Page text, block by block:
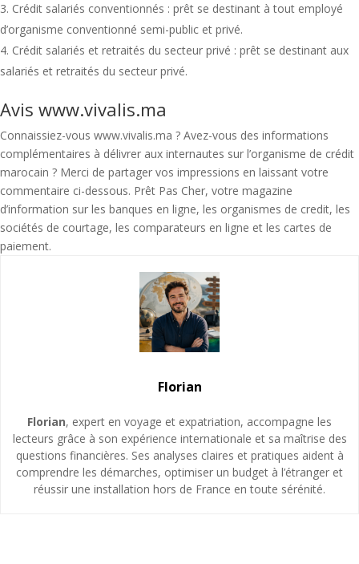
Crédit salariés conventionnés : prêt se destinant à tout employé
d’organisme conventionné semi-public et privé.
Crédit salariés et retraités du secteur privé : prêt se destinant aux
salariés et retraités du secteur privé.
Avis www.vivalis.ma
Connaissiez-vous www.vivalis.ma ? Avez-vous des informations
complémentaires à délivrer aux internautes sur l’organisme de crédit
marocain ? Merci de partager vos impressions en laissant votre
commentaire ci-dessous. Prêt Pas Cher, votre magazine
d’information sur les banques en ligne, les organismes de credit, les
sociétés de courtage, les comparateurs en ligne et les cartes de
paiement.
Florian
Florian, expert en voyage et expatriation, accompagne les
lecteurs grâce à son expérience internationale et sa maîtrise des
questions financières. Ses analyses claires et pratiques aident à
comprendre les démarches, optimiser un budget à l’étranger et
réussir une installation hors de France en toute sérénité.